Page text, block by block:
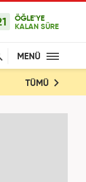
ÖĞLE'YE
KALAN SÜRE
MENÜ
TÜMÜ